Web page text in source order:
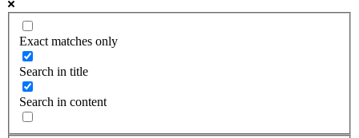
Exact matches only
Search in title
Search in content